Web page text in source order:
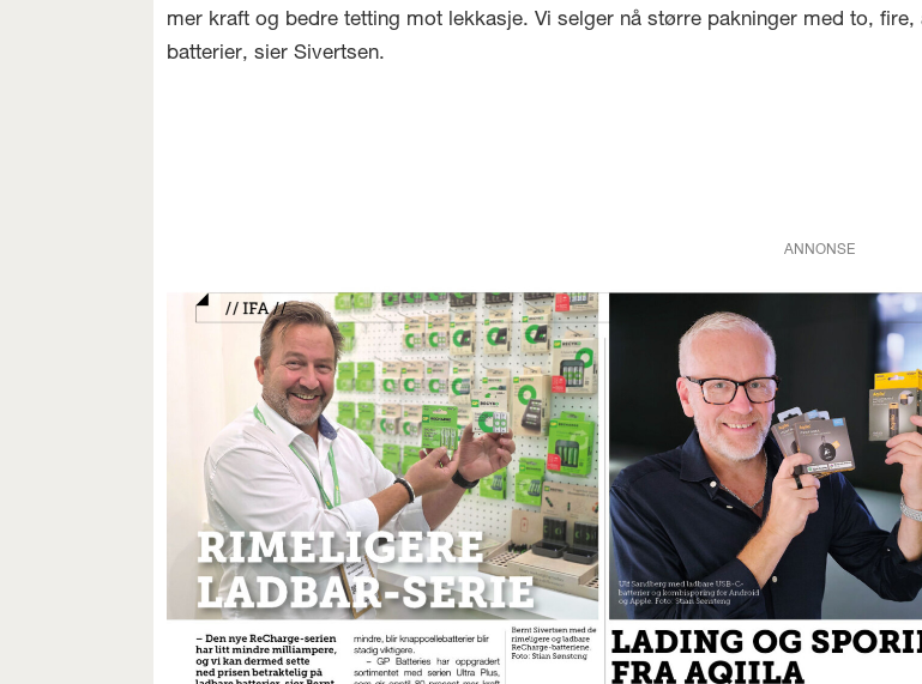
ANNONSE
mer kraft og bedre tetting mot lekkasje. Vi selger nå større pakninger med to, fire,
batterier, sier Sivertsen.